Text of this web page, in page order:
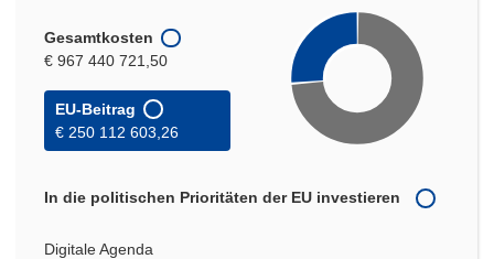
Gesamtkosten
€ 967 440 721,50
EU-Beitrag
€ 250 112 603,26
In die politischen Prioritäten der EU investieren
Digitale Agenda